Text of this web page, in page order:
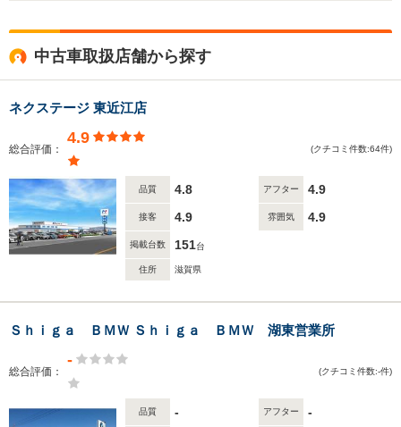
中古車取扱店舗から探す
ネクステージ 東近江店
総合評価：
4.9
(クチコミ件数:64件)
品質 4.8 アフター 4.9
接客 4.9 雰囲気 4.9
掲載台数 151台
住所 滋賀県
Ｓｈｉｇａ ＢＭＷ Ｓｈｉｇａ ＢＭＷ 湖東営業所
総合評価：
-
(クチコミ件数:-件)
品質 - アフター -